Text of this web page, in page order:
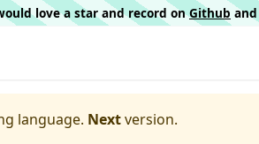
love a star and record onGithub and
language. Nextversion.